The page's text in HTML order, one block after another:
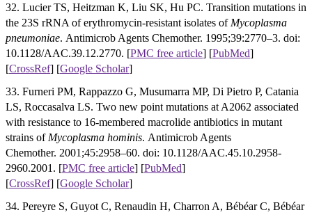
32. Lucier TS, Heitzman K, Liu SK, Hu PC. Transition mutations in
the 23S rRNA of erythromycin-resistant isolates of Mycoplasma
pneumoniae. Antimicrob Agents Chemother. 1995;39:2770–3. doi:
10.1128/AAC.39.12.2770. [PMC free article] [PubMed]
[CrossRef] [Google Scholar]
33. Furneri PM, Rappazzo G, Musumarra MP, Di Pietro P, Catania
LS, Roccasalva LS. Two new point mutations at A2062 associated
with resistance to 16-membered macrolide antibiotics in mutant
strains of Mycoplasma hominis. Antimicrob Agents
Chemother. 2001;45:2958–60. doi: 10.1128/AAC.45.10.2958-
2960.2001. [PMC free article] [PubMed]
[CrossRef] [Google Scholar]
34. Pereyre S, Guyot C, Renaudin H, Charron A, Bébéar C, Bébéar